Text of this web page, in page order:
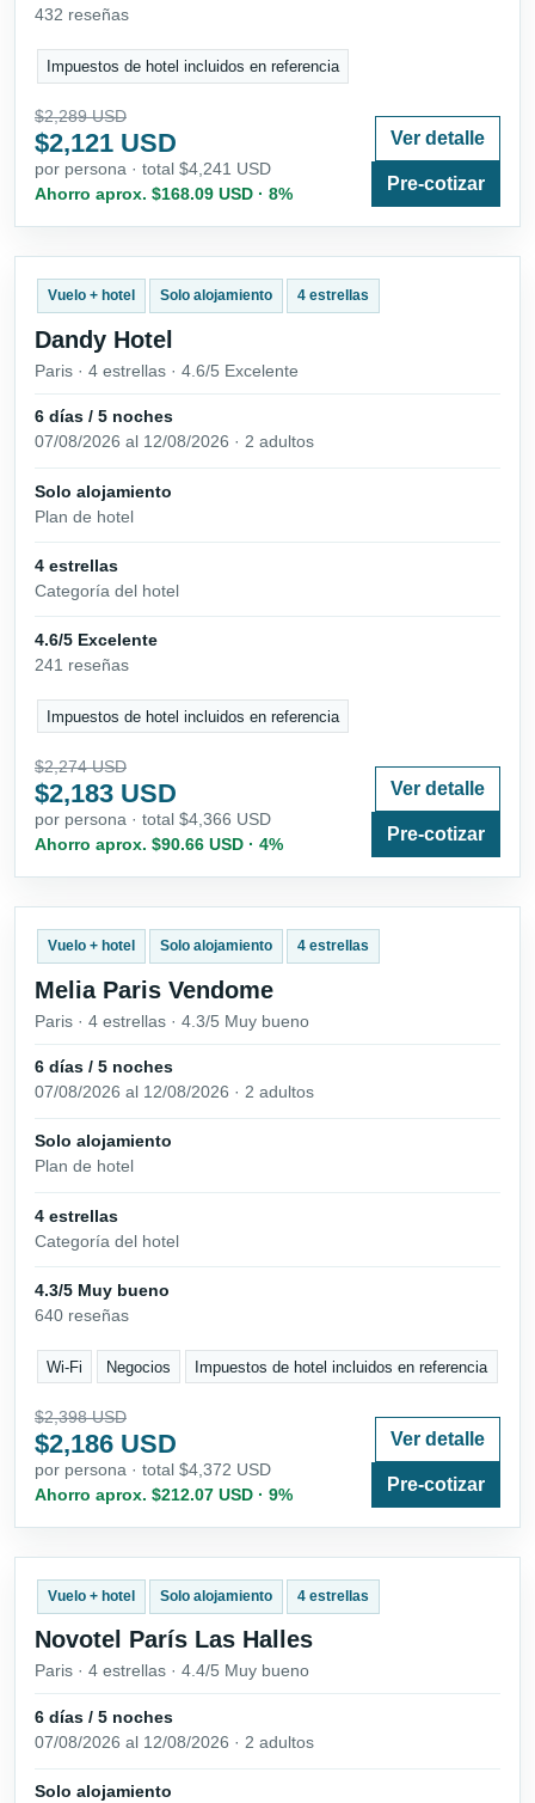
432 reseñas
Impuestos de hotel incluidos en referencia
$2,289 USD
$2,121 USD
por persona · total $4,241 USD
Ahorro aprox. $168.09 USD · 8%
Ver detalle
Pre-cotizar
Vuelo + hotel Solo alojamiento 4 estrellas
Dandy Hotel
Paris · 4 estrellas · 4.6/5 Excelente
6 días / 5 noches
07/08/2026 al 12/08/2026 · 2 adultos
Solo alojamiento
Plan de hotel
4 estrellas
Categoría del hotel
4.6/5 Excelente
241 reseñas
Impuestos de hotel incluidos en referencia
$2,274 USD
$2,183 USD
por persona · total $4,366 USD
Ahorro aprox. $90.66 USD · 4%
Ver detalle
Pre-cotizar
Vuelo + hotel Solo alojamiento 4 estrellas
Melia Paris Vendome
Paris · 4 estrellas · 4.3/5 Muy bueno
6 días / 5 noches
07/08/2026 al 12/08/2026 · 2 adultos
Solo alojamiento
Plan de hotel
4 estrellas
Categoría del hotel
4.3/5 Muy bueno
640 reseñas
Wi-Fi Negocios Impuestos de hotel incluidos en referencia
$2,398 USD
$2,186 USD
por persona · total $4,372 USD
Ahorro aprox. $212.07 USD · 9%
Ver detalle
Pre-cotizar
Vuelo + hotel Solo alojamiento 4 estrellas
Novotel París Las Halles
Paris · 4 estrellas · 4.4/5 Muy bueno
6 días / 5 noches
07/08/2026 al 12/08/2026 · 2 adultos
Solo alojamiento